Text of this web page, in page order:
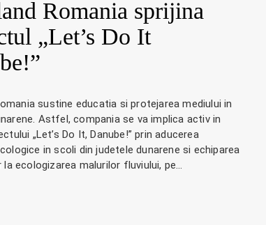
Romania sprijina
„Let’s Do It
sustine educatia si protejarea mediului in
Astfel, compania se va implica activ in
„Let’s Do It, Danube!” prin aducerea
in scoli din judetele dunarene si echiparea
la ecologizarea malurilor fluviului, pe…